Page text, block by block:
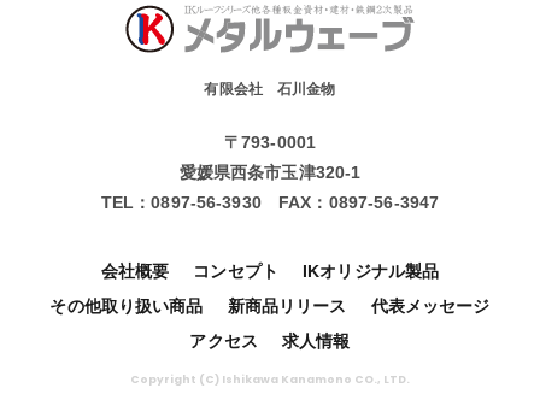
有限会社 石川金物
〒793-0001
愛媛県西条市玉津320-1
TEL：0897-56-3930FAX： 0897-56-3947
会社概要 コンセプト
IKオリジナル製品
その他取り扱い商品
新商品リリース
代表メッセージ
アクセス
求人情報
Copyright (C) Ishikawa Kanamono CO., LTD.